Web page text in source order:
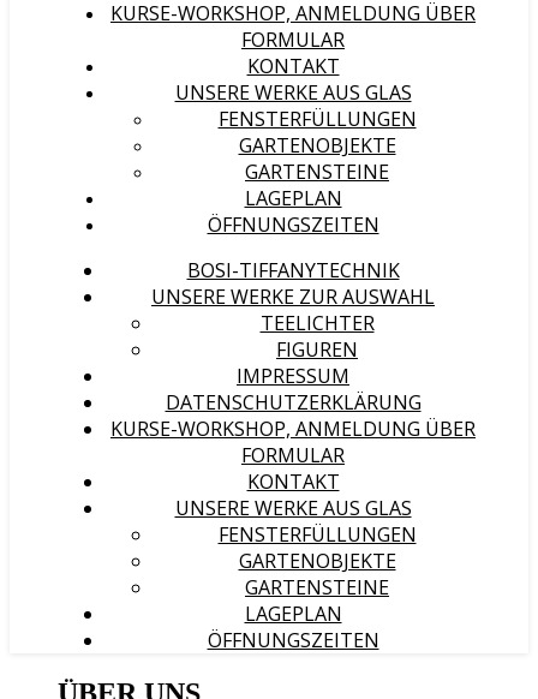
KURSE-WORKSHOP, ANMELDUNG ÜBER
FORMULAR
KONTAKT
UNSERE WERKE AUS GLAS
FENSTERFÜLLUNGEN
GARTENOBJEKTE
GARTENSTEINE
LAGEPLAN
ÖFFNUNGSZEITEN
BOSI-TIFFANYTECHNIK
UNSERE WERKE ZUR AUSWAHL
TEELICHTER
FIGUREN
IMPRESSUM
DATENSCHUTZERKLÄRUNG
KURSE-WORKSHOP, ANMELDUNG ÜBER
FORMULAR
KONTAKT
UNSERE WERKE AUS GLAS
FENSTERFÜLLUNGEN
GARTENOBJEKTE
GARTENSTEINE
LAGEPLAN
ÖFFNUNGSZEITEN